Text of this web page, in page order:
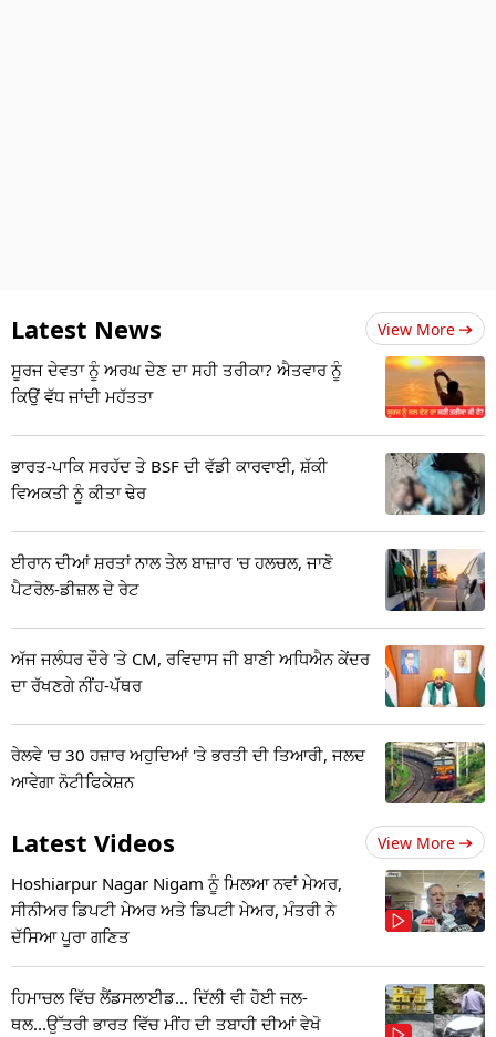
Latest News View More
ਸੂਰਜ ਦੇਵਤਾ ਨੂੰ ਅਰਘ ਦੇਣ ਦਾ ਸਹੀ ਤਰੀਕਾ? ਐਤਵਾਰ ਨੂੰ
ਕਿਉਂ ਵੱਧ ਜਾਂਦੀ ਮਹੱਤਤਾ
ਭਾਰਤ-ਪਾਕਿ ਸਰਹੱਦ ਤੇ BSF ਦੀ ਵੱਡੀ ਕਾਰਵਾਈ, ਸ਼ੱਕੀ
ਵਿਅਕਤੀ ਨੂੰ ਕੀਤਾ ਢੇਰ
ਈਰਾਨ ਦੀਆਂ ਸ਼ਰਤਾਂ ਨਾਲ ਤੇਲ ਬਾਜ਼ਾਰ 'ਚ ਹਲਚਲ, ਜਾਣੋ
ਪੈਟਰੋਲ-ਡੀਜ਼ਲ ਦੇ ਰੇਟ
ਅੱਜ ਜਲੰਧਰ ਦੌਰੇ 'ਤੇ CM, ਰਵਿਦਾਸ ਜੀ ਬਾਣੀ ਅਧਿਐਨ ਕੇਂਦਰ
ਦਾ ਰੱਖਣਗੇ ਨੀਂਹ-ਪੱਥਰ
ਰੇਲਵੇ 'ਚ 30 ਹਜ਼ਾਰ ਅਹੁਦਿਆਂ 'ਤੇ ਭਰਤੀ ਦੀ ਤਿਆਰੀ, ਜਲਦ
ਆਵੇਗਾ ਨੋਟੀਫਿਕੇਸ਼ਨ
Latest Videos View More
Hoshiarpur Nagar Nigam ਨੂੰ ਮਿਲਆ ਨਵਾਂ ਮੇਅਰ,
ਸੀਨੀਅਰ ਡਿਪਟੀ ਮੇਅਰ ਅਤੇ ਡਿਪਟੀ ਮੇਅਰ, ਮੰਤਰੀ ਨੇ
ਦੱਸਿਆ ਪੂਰਾ ਗਣਿਤ
ਹਿਮਾਚਲ ਵਿੱਚ ਲੈਂਡਸਲਾਈਡ... ਦਿੱਲੀ ਵੀ ਹੋਈ ਜਲ-
ਥਲ...ਉੱਤਰੀ ਭਾਰਤ ਵਿੱਚ ਮੀਂਹ ਦੀ ਤਬਾਹੀ ਦੀਆਂ ਵੇਖੋ